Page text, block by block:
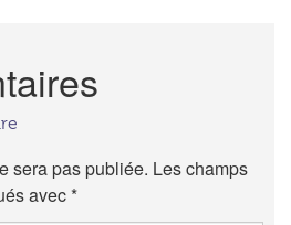
sera pas publiée. Les champs
avec*